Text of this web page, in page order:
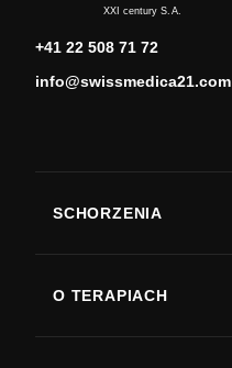
XXI century S.A.
+41 22 508 71 72
info@swissmedica21.com
SCHORZENIA
O TERAPIACH